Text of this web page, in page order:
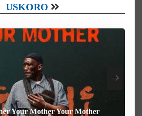
USKORO
The Weight
Your Mother Your Mother
Heart of the Beast
Behemoth